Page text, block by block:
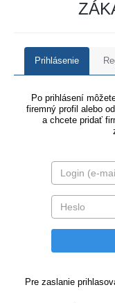
Prihlásenie
Po prihlásení
firemný profil alebo
a chcete pridať
Pre zaslanie